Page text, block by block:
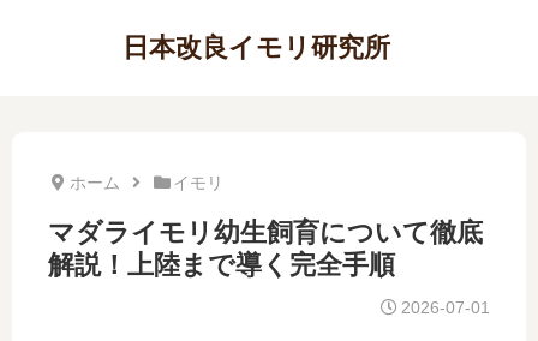
日本改良イモリ研究所
ホーム イモリ
マダライモリ幼生飼育について徹底
解説！上陸まで導く完全手順
2026-07-01